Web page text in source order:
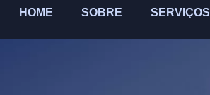
HOME SOBRE SERVIÇOS